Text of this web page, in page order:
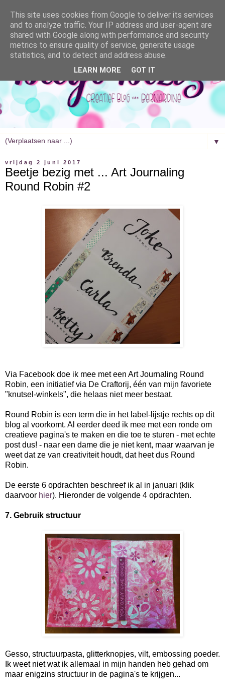
▼
vrijdag 2 juni 2017
Beetje bezig met ... Art Journaling
Round Robin #2
Via Facebook doe ik mee met een Art Journaling Round
Robin, een initiatief via De Craftorij, één van mijn favoriete
"knutsel-winkels", die helaas niet meer bestaat.
Round Robin is een term die in het label-lijstje rechts op dit
blog al voorkomt. Al eerder deed ik mee met een ronde om
creatieve pagina's te maken en die toe te sturen - met echte
post dus! - naar een dame die je niet kent, maar waarvan je
weet dat ze van creativiteit houdt, dat heet dus Round
Robin.
De eerste 6 opdrachten beschreef ik al in januari (klik
daarvoor hier). Hieronder de volgende 4 opdrachten.
7. Gebruik structuur
Gesso, structuurpasta, glitterknopjes, vilt, embossing poeder.
Ik weet niet wat ik allemaal in mijn handen heb gehad om
maar enigzins structuur in de pagina's te krijgen...
This site uses cookies from Google to deliver its services
and to analyze traffic. Your IP address and user-agent are
shared with Google along with performance and security
metrics to ensure quality of service, generate usage
statistics, and to detect and address abuse.
LEARN MORE GOT IT